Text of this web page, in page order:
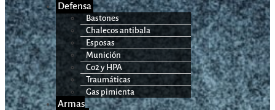
Defensa
Bastones
Chalecos antibala
Esposas
Munición
Co2 y HPA
Traumáticas
Gas pimienta
Armas